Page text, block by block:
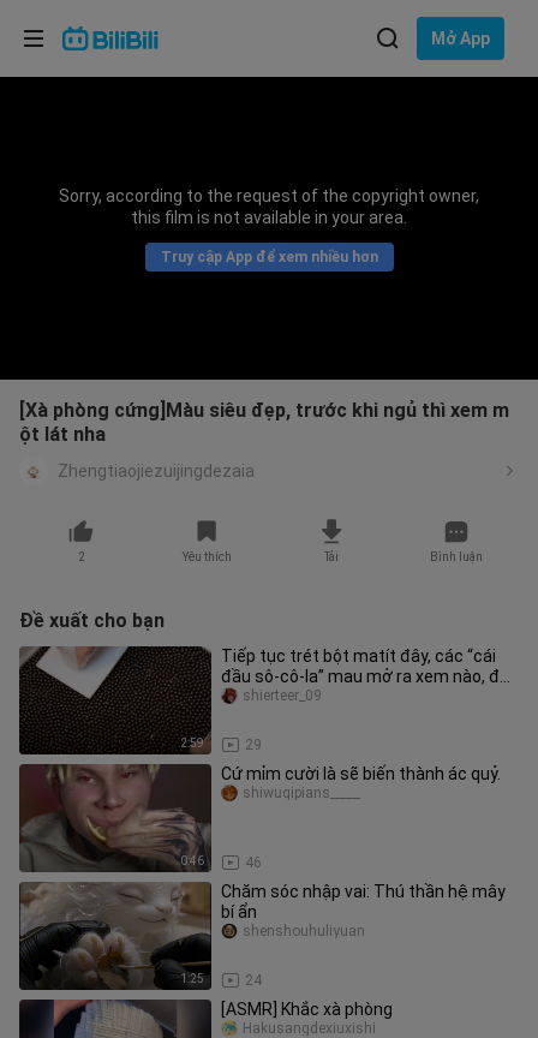
Mở App
Sorry, according to the request of the copyright owner,
this film is not available in your area.
Truy cập App để xem nhiều hơn
[Xà phòng cứng]Màu siêu đẹp, trước khi ngủ thì xem m
ột lát nha
Zhengtiaojiezuijingdezaia
2 Yêu thích Tải Bình luận
Đề xuất cho bạn
2:59
Tiếp tục trét bột matít đây, các “cái
đầu sô-cô-la” mau mở ra xem nào, đây
là phiên bản đầy đủ toàn
29
shierteer_09
0:46
Cứ mỉm cười là sẽ biến thành ác quỷ.
46
shiwuqipians_____
1:25
Chăm sóc nhập vai: Thú thần hệ mây
bí ẩn
24
shenshouhuliyuan
[ASMR] Khắc xà phòng
Hakusangdexiuxishi
Lựa chọn ngôn ngữ
Bahasa Indonesia